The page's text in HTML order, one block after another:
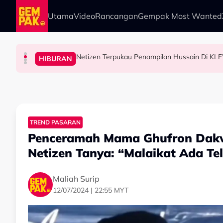
Skip to main content
UtamaVideoRancanganGempak Most Wanted
HIBURAN A.Aida Selesa Hidup Solo, Tak 'Stress' Fikir
HIBURAN Netizen Terpukau Penampilan Hussain Di
HIBURAN Insiden Pemain Maut Disambar Petir, Diana
HIBURAN Pertama Di Malaysia! KUDRAT 1968 Tampil
TREND PASARAN
Penceramah Mama Ghufron
Netizen Tanya: “Malaikat Ada
Maliah Surip
12/07/2024 | 22:55 MYT